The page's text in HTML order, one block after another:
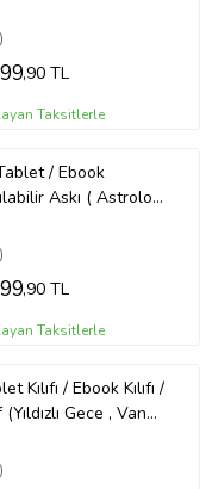
,90 TL
Taksitlerle
/ Ebook
( Astroloji
,90 TL
Taksitlerle
Kılıfı / Ebook Kılıfı /